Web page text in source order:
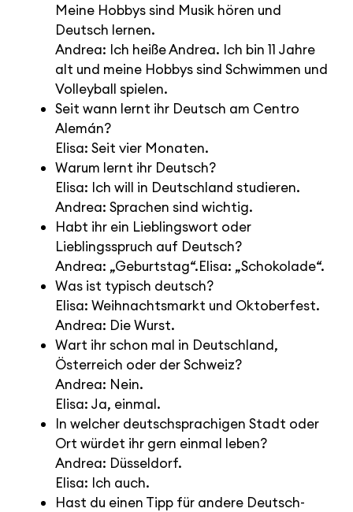
Meine Hobbys sind Musik hören und
Deutsch lernen.
Andrea: Ich heiße Andrea. Ich bin 11 Jahre
alt und meine Hobbys sind Schwimmen und
Volleyball spielen.
Seit wann lernt ihr Deutsch am Centro
Alemán?
Elisa: Seit vier Monaten.
Warum lernt ihr Deutsch?
Elisa: Ich will in Deutschland studieren.
Andrea: Sprachen sind wichtig.
Habt ihr ein Lieblingswort oder
Lieblingsspruch auf Deutsch?
Andrea: „Geburtstag“.Elisa: „Schokolade“.
Was ist typisch deutsch?
Elisa: Weihnachtsmarkt und Oktoberfest.
Andrea: Die Wurst.
Wart ihr schon mal in Deutschland,
Österreich oder der Schweiz?
Andrea: Nein.
Elisa: Ja, einmal.
In welcher deutschsprachigen Stadt oder
Ort würdet ihr gern einmal leben?
Andrea: Düsseldorf.
Elisa: Ich auch.
Hast du einen Tipp für andere Deutsch-